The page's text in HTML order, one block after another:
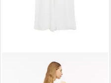
Jumpsuit Overall
Overall aus Musselin mit